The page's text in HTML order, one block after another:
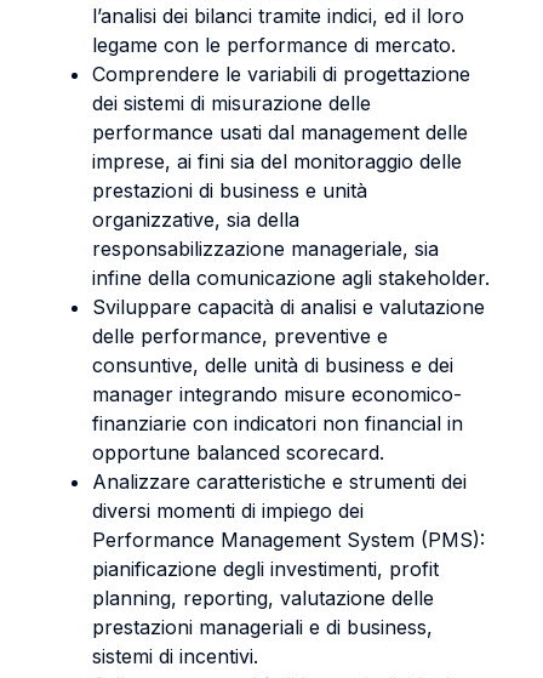
l’analisi dei bilanci tramite indici, ed il loro
legame con le performance di mercato.
Comprendere le variabili di progettazione
dei sistemi di misurazione delle
performance usati dal management delle
imprese, ai fini sia del monitoraggio delle
prestazioni di business e unità
organizzative, sia della
responsabilizzazione manageriale, sia
infine della comunicazione agli stakeholder.
Sviluppare capacità di analisi e valutazione
delle performance, preventive e
consuntive, delle unità di business e dei
manager integrando misure economico-
finanziarie con indicatori non financial in
opportune balanced scorecard.
Analizzare caratteristiche e strumenti dei
diversi momenti di impiego dei
Performance Management System (PMS):
pianificazione degli investimenti, profit
planning, reporting, valutazione delle
prestazioni manageriali e di business,
sistemi di incentivi.